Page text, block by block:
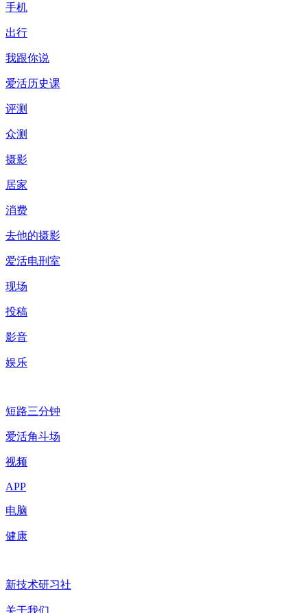
手机
出行
我跟你说
爱活历史课
评测
众测
摄影
居家
消费
去他的摄影
爱活电刑室
现场
投稿
影音
娱乐
短路三分钟
爱活角斗场
视频
APP
电脑
健康
新技术研习社